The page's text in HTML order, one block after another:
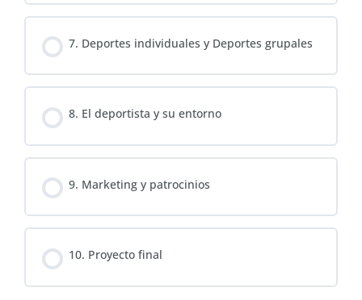
7. Deportes individuales y Deportes grupales
8. El deportista y su entorno
9. Marketing y patrocinios
10. Proyecto final